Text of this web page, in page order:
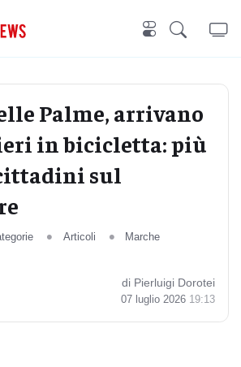
Palme, arrivano
in bicicletta: più
sul
Articoli
Marche
di Pierluigi Dorotei
07 luglio 2026 19:13